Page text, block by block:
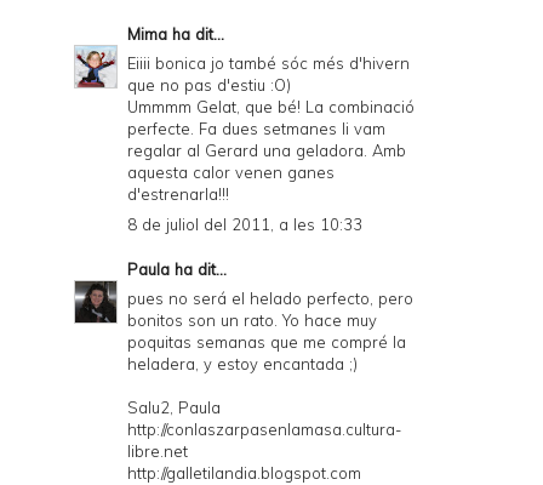
Mima ha dit...
Eiiii bonica jo també sóc més d'hivern
que no pas d'estiu :O)
Ummmm Gelat, que bé! La combinació
perfecte. Fa dues setmanes li vam
regalar al Gerard una geladora. Amb
aquesta calor venen ganes
d'estrenarla!!!
8 de juliol del 2011, a les 10:33
Paula ha dit...
pues no será el helado perfecto, pero
bonitos son un rato. Yo hace muy
poquitas semanas que me compré la
heladera, y estoy encantada ;)
Salu2, Paula
http://conlaszarpasenlamasa.cultura-
libre.net
http://galletilandia.blogspot.com